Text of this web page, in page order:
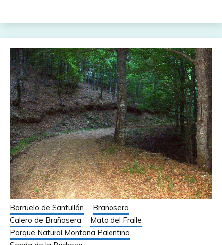
Barruelo de Santullán
Brañosera
Calero de Brañosera
Mata del Fraile
Parque Natural Montaña Palentina